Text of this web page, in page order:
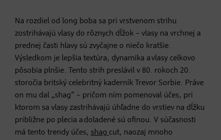
Na rozdiel od long boba sa pri vrstvenom strihu
zostrihávajú vlasy do rôznych dĺžok – vlasy na vrchnej a
prednej časti hlavy sú zvyčajne o niečo kratšie.
Výsledkom je lepšia textúra, dynamika a vlasy celkovo
pôsobia plnšie. Tento strih preslávil v 80. rokoch 20.
storočia britský celebritný kaderník Trevor Sorbie. Práve
on mu dal „shag“ – pričom ním pomenoval účes, pri
ktorom sa vlasy zastrihávajú úhľadne do vrstiev na dĺžku
približne po plecia a doladené sú ofinou. V súčasnosti
má tento trendy účes, shag cut, naozaj mnoho